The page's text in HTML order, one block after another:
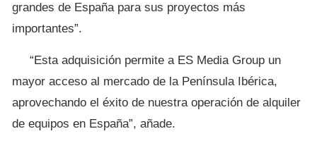
grandes de España para sus proyectos más
importantes”.
“Esta adquisición permite a ES Media Group un
mayor acceso al mercado de la Península Ibérica,
aprovechando el éxito de nuestra operación de alquiler
de equipos en España”, añade.